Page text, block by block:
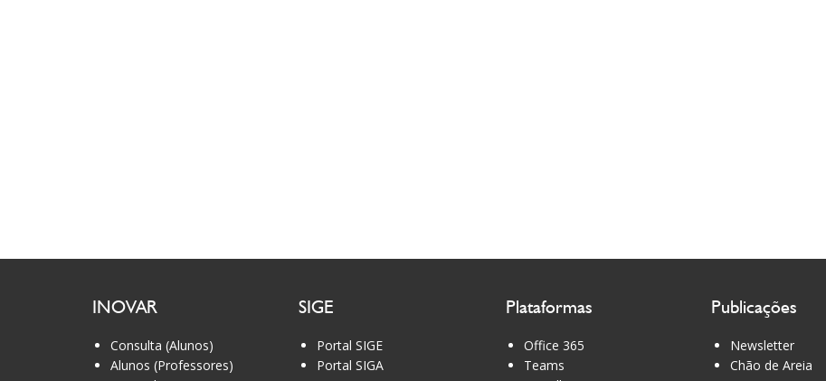
INOVAR
Consulta (Alunos)
Alunos (Professores)
SIGE
Portal SIGE
Portal SIGA
Plataformas
Office 365
Teams
Publicações
Newsletter
Chão de Areia